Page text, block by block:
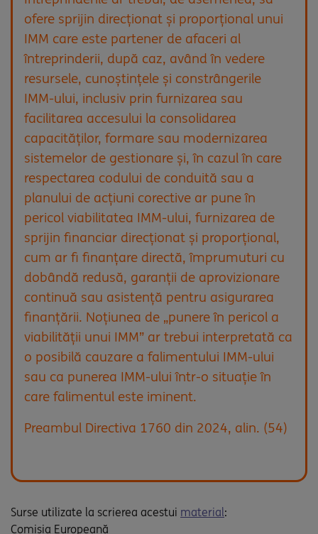
ofere sprijin direcționat și proporțional unui
IMM care este partener de afaceri al
întreprinderii, după caz, având în vedere
resursele, cunoștințele și constrângerile
IMM-ului, inclusiv prin furnizarea sau
facilitarea accesului la consolidarea
capacităților, formare sau modernizarea
sistemelor de gestionare și, în cazul în care
respectarea codului de conduită sau a
planului de acțiuni corective ar pune în
pericol viabilitatea IMM-ului, furnizarea de
sprijin financiar direcționat și proporțional,
cum ar fi finanțare directă, împrumuturi cu
dobândă redusă, garanții de aprovizionare
continuă sau asistență pentru asigurarea
finanțării. Noțiunea de „punere în pericol a
viabilității unui IMM” ar trebui interpretată ca
o posibilă cauzare a falimentului IMM-ului
sau ca punerea IMM-ului într-o situație în
care falimentul este iminent.
Preambul Directiva 1760 din 2024, alin. (54)
Surse utilizate la scrierea acestui material:
Comisia Europeană